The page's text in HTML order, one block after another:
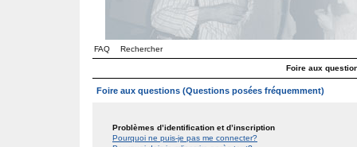
FAQ Rechercher
Foire aux
Foire aux questions (Questions posées fréquemment)
Problèmes d’identification et d’inscription
Pourquoi ne puis-je pas me connecter?